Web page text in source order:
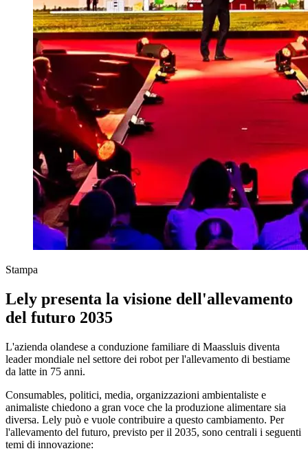
Stampa
Lely presenta la visione dell'allevamento
del futuro 2035
L'azienda olandese a conduzione familiare di Maassluis diventa
leader mondiale nel settore dei robot per l'allevamento di bestiame
da latte in 75 anni.
Consumables, politici, media, organizzazioni ambientaliste e
animaliste chiedono a gran voce che la produzione alimentare sia
diversa. Lely può e vuole contribuire a questo cambiamento. Per
l'allevamento del futuro, previsto per il 2035, sono centrali i seguenti
temi di innovazione: